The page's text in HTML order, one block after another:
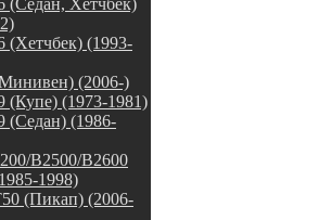
(Хетчбек) (1993-
(2006-)
(Купе) (1973-1981)
(Седан) (1986-
B2500/B2600
1998)
(Пикап) (2006-